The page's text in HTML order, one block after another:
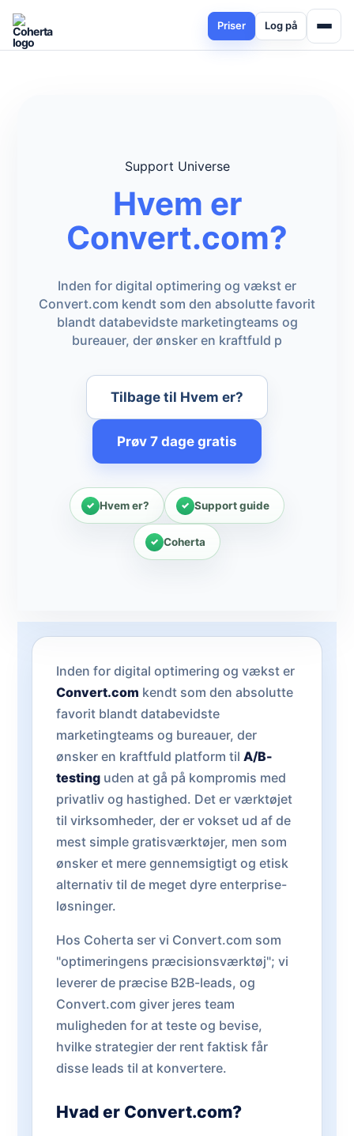
Priser Log på
Support Universe
Hvem er
Convert.com?
Inden for digital optimering og vækst er
Convert.com kendt som den absolutte favorit
blandt databevidste marketingteams og
bureauer, der ønsker en kraftfuld p
Tilbage til Hvem er?
Prøv 7 dage gratis
Hvem er? Support guide
Coherta
Inden for digital optimering og vækst er
Convert.com kendt som den absolutte
favorit blandt databevidste
marketingteams og bureauer, der
ønsker en kraftfuld platform til A/B-
testing uden at gå på kompromis med
privatliv og hastighed. Det er værktøjet
til virksomheder, der er vokset ud af de
mest simple gratisværktøjer, men som
ønsker et mere gennemsigtigt og etisk
alternativ til de meget dyre enterprise-
løsninger.
Hos Coherta ser vi Convert.com som
"optimeringens præcisionsværktøj"; vi
leverer de præcise B2B-leads, og
Convert.com giver jeres team
muligheden for at teste og bevise,
hvilke strategier der rent faktisk får
disse leads til at konvertere.
Hvad er Convert.com?